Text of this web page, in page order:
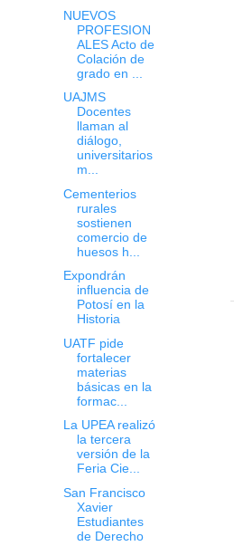
NUEVOS
PROFESION
ALES Acto de
Colación de
grado en ...
UAJMS
Docentes
llaman al
diálogo,
universitarios
m...
Cementerios
rurales
sostienen
comercio de
huesos h...
Expondrán
influencia de
Potosí en la
Historia
UATF pide
fortalecer
materias
básicas en la
formac...
La UPEA realizó
la tercera
versión de la
Feria Cie...
San Francisco
Xavier
Estudiantes
de Derecho